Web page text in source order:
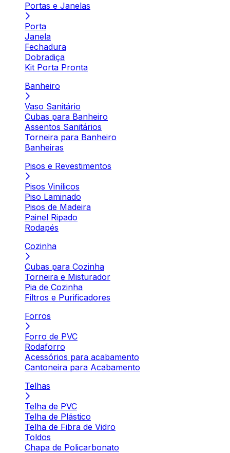
Portas e Janelas
Porta
Janela
Fechadura
Dobradiça
Kit Porta Pronta
Banheiro
Vaso Sanitário
Cubas para Banheiro
Assentos Sanitários
Torneira para Banheiro
Banheiras
Pisos e Revestimentos
Pisos Vinílicos
Piso Laminado
Pisos de Madeira
Painel Ripado
Rodapés
Cozinha
Cubas para Cozinha
Torneira e Misturador
Pia de Cozinha
Filtros e Purificadores
Forros
Forro de PVC
Rodaforro
Acessórios para acabamento
Cantoneira para Acabamento
Telhas
Telha de PVC
Telha de Plástico
Telha de Fibra de Vidro
Toldos
Chapa de Policarbonato